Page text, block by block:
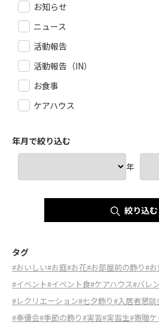
お知らせ
ニュース
活動報告
活動報告（IN）
お食事
ケアハウス
年月で絞り込む
年
絞り込む
タグ
#おいしい#お庭#お花#お部屋前の飾り#お
#イベント#イベント食#ケアハウス#バレ
#レクリエーション#七夕飾り#入居者懇談
#奉優会#季節の飾り#実習#実習生#寄贈ケ